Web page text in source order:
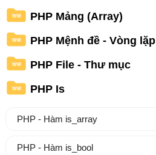
WM PHP Mảng (Array)
WM PHP Mệnh đề - Vòng lặp
WM PHP File - Thư mục
WM PHP Is
PHP - Hàm is_array
PHP - Hàm is_bool